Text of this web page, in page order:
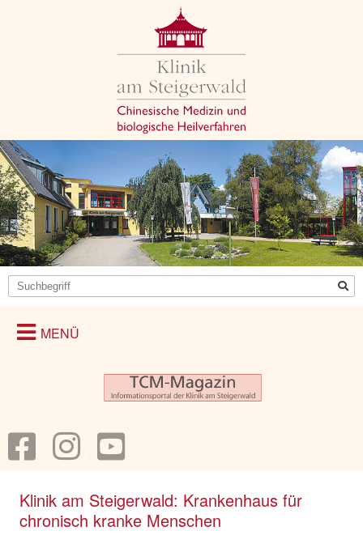
Klinik am Steigerwald: Krankenhaus für
chronisch kranke Menschen